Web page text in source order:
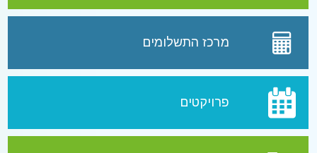
מרכז התשלומים
פרויקטים